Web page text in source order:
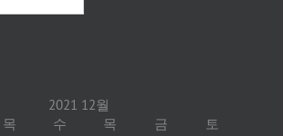
2021 12월
목 수 목 금 토